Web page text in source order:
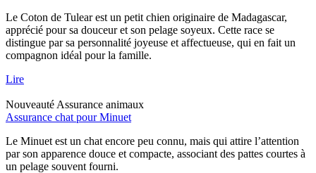
Le Coton de Tulear est un petit chien originaire de Madagascar,
apprécié pour sa douceur et son pelage soyeux. Cette race se
distingue par sa personnalité joyeuse et affectueuse, qui en fait un
compagnon idéal pour la famille.
Lire
Nouveauté Assurance animaux
Assurance chat pour Minuet
Le Minuet est un chat encore peu connu, mais qui attire l’attention
par son apparence douce et compacte, associant des pattes courtes à
un pelage souvent fourni.